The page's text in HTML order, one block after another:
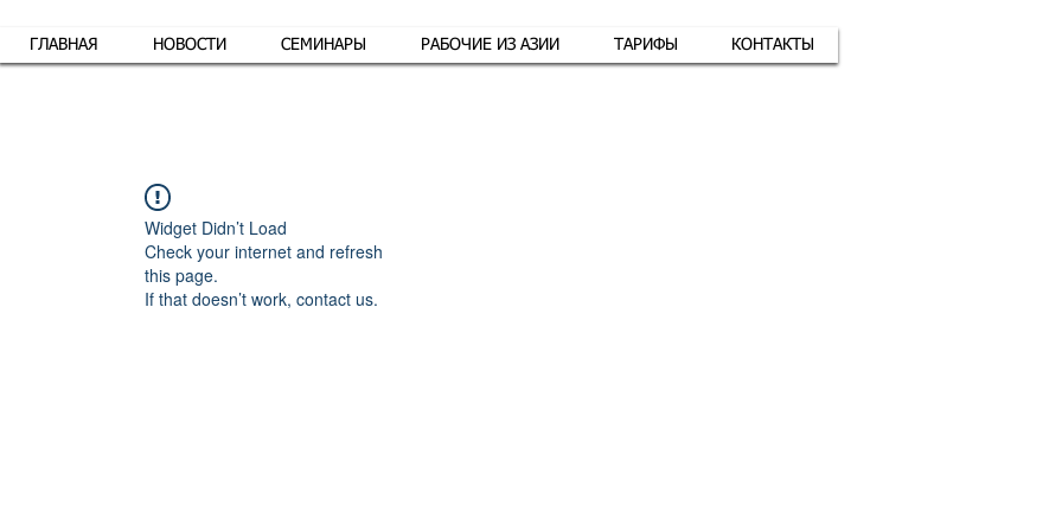
ГЛАВНАЯ НОВОСТИ СЕМИНАРЫ РАБОЧИЕ ИЗ АЗИИ ТАРИФЫ КОНТАКТЫ
Widget Didn’t Load
Check your internet and refresh
this page.
If that doesn’t work, contact us.